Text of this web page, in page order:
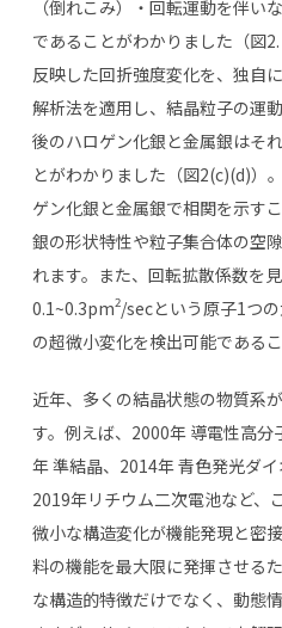
（倒れこみ）・回転運動を伴い
であることがわかりました（図
反映した回折強度変化を、独自
解析法を適用し、結晶粒子の運
後のハロゲン化銀と金属銀はそ
とがわかりました（図2(c)(d)）
ゲン化銀と金属銀で相関を示す
銀の形状特性や粒子集合体の空
れます。また、回転拡散係数を見
0.1~0.3pm2/secという原子1つ
の超微小変化を検出可能である
近年、多くの結晶状態の物質系
す。例えば、2000年 導電性高
年 準結晶、2014年 青色発光ダイ
2019年リチウム二次電池など、
微小な構造変化が機能発現と密
料の機能を最大限に発揮させる
な構造的特徴だけでなく、動態